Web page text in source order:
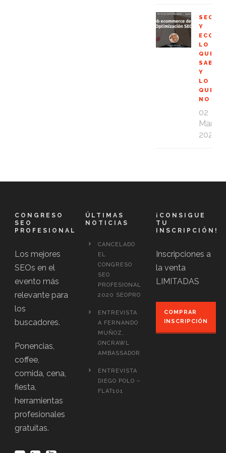
SEO
Y
LO
QUE
SABES
Y
LO
QUE
NO
02
Mar
2020
CONGRESO
SEO
PROFESIONAL
Los mejores
SEOs en el
evento más
relevante para
los
buscadores.
Ponencias,
coffee,
comida, cena,
fiesta,
herramientas
profesionales
gratuitas.
ÚLTIMAS
NOTICIAS
CANCELADO
EL
CONGRESO
SEO
PROFESIONAL
2020 SEOPRO
ENTREVISTA
A FERNANDO
MUÑOZ,
ONCRAWL
AMBASSADOR
ENTREVISTA
DIEGO POLO –
FLAT101
¡CONSIGUE
TU
INSCRIPCIÓN!
Inscripciones a
la venta
LIMITADAS
COMPRAR
INSCRIPCIÓN